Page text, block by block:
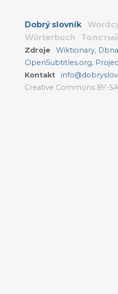
Dobrý slovník
Wörterbuch
Zdroje Wiktionary,
OpenSubtitles.org,
Kontakt
Creative Commons BY-SA